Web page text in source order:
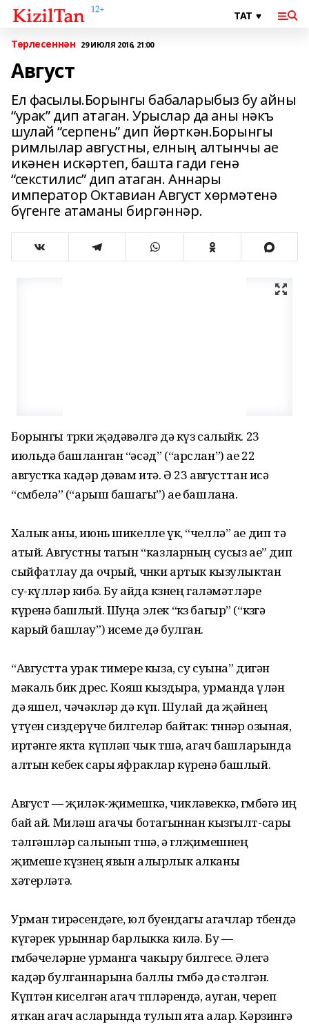
Төрлесеннән 29 ИЮЛЯ 2016, 21:00
Август
Ел фасылы.Борынгы бабаларыбыз бу айны
“урак” дип атаган. Урыслар да аны нәкъ
шулай “серпень” дип йөрткән.Борынгы
римлылар августны, елның алтынчы ае
икәнен искәртеп, башта гади генә
“секстилис” дип атаган. Аннары
император Октавиан Август хөрмәтенә
бүгенге атаманы биргәннәр.
Борынгы төрки җәдәвәлгә дә күз салыйк. 23
июльдә башланган “әсәд” (“арслан”) ае 22
августка кадәр дәвам итә. Ә 23 августтан исә
“сөмбелә” (“арыш башагы”) ае башлана.
Халык аны, июнь шикелле үк, “челлә” ае дип тә
атый. Августны тагын “казларның сусыз ае” дип
сыйфатлау да очрый, чөнки артык кызулыктан
су-күлләр кибә. Бу айда көзнең галәмәтләре
күренә башлый. Шуңа элек “көз багыр” (“көзгә
карый башлау”) исеме дә булган.
“Августта урак тимере кыза, су суына” дигән
мәкаль бик дөрес. Кояш кыздыра, урманда үлән
дә яшел, чәчәкләр дә күп. Шулай да җәйнең
үтүен сиздерүче билгеләр байтак: төннәр озыная,
иртәнге якта күпләп чык төшә, агач башларында
алтын кебек сары яфраклар күренә башлый.
Август — җиләк-җимешкә, чикләвеккә, гөмбәгә иң
бай ай. Миләш агачы ботагыннан кызгылт-сары
тәлгәшләр салынып төшә, ә гөлҗимешнең
җимеше күзнең явын алырлык алканы
хәтерләтә.
Урман тирәсендәге, юл буендагы агачлар төбендә
күгәрек урыннар барлыкка килә. Бу —
гөмбәчеләрне урманга чакыру билгесе. Әлегә
кадәр булганнарына баллы гөмбә дә өстәлгән.
Күптән киселгән агач төпләрендә, ауган, череп
яткан агач асларында тулып ята алар. Кәрзингә